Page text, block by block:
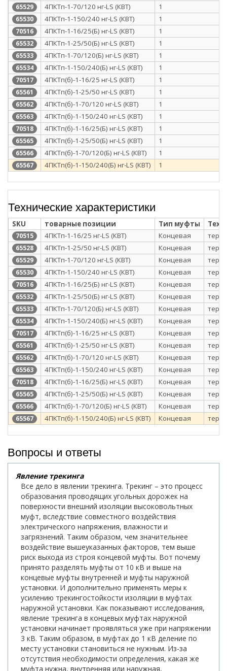
65529 4ПКТп-1-70/120 нг-LS (КВТ) 1
65530 4ПКТп-1-150/240 нг-LS (КВТ) 1
70516 4ПКТп-1-16/25(Б) нг-LS (КВТ) 1
65532 4ПКТп-1-25/50(Б) нг-LS (КВТ) 1
65533 4ПКТп-1-70/120(Б) нг-LS (КВТ) 1
65534 4ПКТп-1-150/240(Б) нг-LS (КВТ) 1
70517 4ПКТп(б)-1-16/25 нг-LS (КВТ) 1
65561 4ПКТп(б)-1-25/50 нг-LS (КВТ) 1
65562 4ПКТп(б)-1-70/120 нг-LS (КВТ) 1
65563 4ПКТп(б)-1-150/240 нг-LS (КВТ) 1
70518 4ПКТп(б)-1-16/25(Б) нг-LS (КВТ) 1
65565 4ПКТп(б)-1-25/50(Б) нг-LS (КВТ) 1
65566 4ПКТп(б)-1-70/120(Б) нг-LS (КВТ) 1
65567 4ПКТп(б)-1-150/240(Б) нг-LS (КВТ) 1
Технические характеристики
SKU товарные позиции Тип муфты
70515 4ПКТп-1-16/25 нг-LS (КВТ) Концевая
65528 4ПКТп-1-25/50 нг-LS (КВТ) Концевая
65529 4ПКТп-1-70/120 нг-LS (КВТ) Концевая
65530 4ПКТп-1-150/240 нг-LS (КВТ) Концевая
70516 4ПКТп-1-16/25(Б) нг-LS (КВТ) Концевая
65532 4ПКТп-1-25/50(Б) нг-LS (КВТ) Концевая
65533 4ПКТп-1-70/120(Б) нг-LS (КВТ) Концевая
65534 4ПКТп-1-150/240(Б) нг-LS (КВТ) Концевая
70517 4ПКТп(б)-1-16/25 нг-LS (КВТ) Концевая
65561 4ПКТп(б)-1-25/50 нг-LS (КВТ) Концевая
65562 4ПКТп(б)-1-70/120 нг-LS (КВТ) Концевая
65563 4ПКТп(б)-1-150/240 нг-LS (КВТ) Концевая
70518 4ПКТп(б)-1-16/25(Б) нг-LS (КВТ) Концевая
65565 4ПКТп(б)-1-25/50(Б) нг-LS (КВТ) Концевая
65566 4ПКТп(б)-1-70/120(Б) нг-LS (КВТ) Концевая
65567 4ПКТп(б)-1-150/240(Б) нг-LS (КВТ) Концевая
Вопросы и ответы
Явление трекинга
Все дело в явлении трекинга. Трекинг – это процесс
образования проводящих угольных дорожек на
поверхности внешний изоляции высоковольтных
муфт, вследствие совместного воздействия
электрического напряжения, влажности и
загрязнений. Таким образом, чем значительнее
воздействие вышеуказанных факторов, тем выше
риск выхода из строя концевой муфты. Вот почему
принято разделять муфты от 10 кВ и выше на
концевые муфты внутренней и муфты наружной
установки. И дополнительно применять меры к
усилению трекингостойкости изоляции в муфтах
наружной установки. Как показывают исследования,
явление трекинга в концевых муфтах наружной
установки начинает проявляться уже при напряжении
3 кВ. Таким образом, в муфтах до 1 кВ деление по
месту установки становиться не нужным. Из-за
отсутствия необходимости определения, какая же
муфта нужна, внутренняя или наружная,